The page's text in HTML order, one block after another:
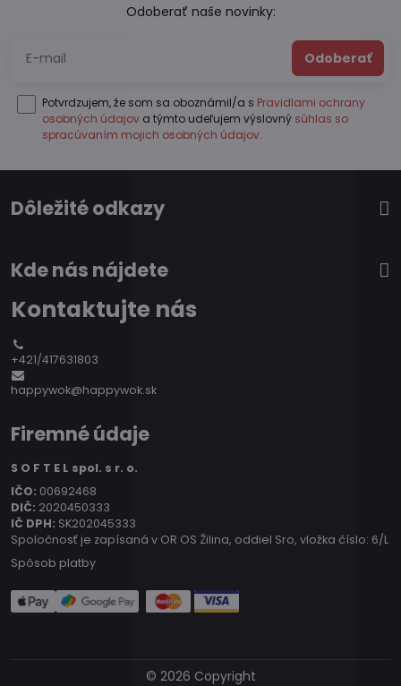
Odoberať naše novinky:
Odoberať
Potvrdzujem, že som sa oboznámil/a s Pravidlami ochrany
osobných údajov a týmto udeľujem výslovný súhlas so
spracúvaním mojich osobných údajov.
Dôležité odkazy
Kde nás nájdete
Kontaktujte nás
+421/417631803
happywok@happywok.sk
Firemné údaje
S O F T E L spol. s r. o.
IČO: 00692468
DIČ: 2020450333
IČ DPH: SK202045333
Spoločnosť je zapísaná v OR OS Žilina, oddiel Sro, vložka číslo: 6/L
Spôsob platby
© 2026 Copyright